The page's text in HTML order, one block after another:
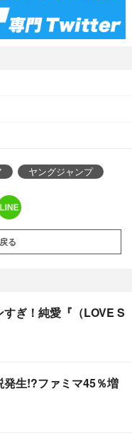
ヤングジャンプ
る
ぎ！純愛『（LOVE S
発生!?ファミマ45％増